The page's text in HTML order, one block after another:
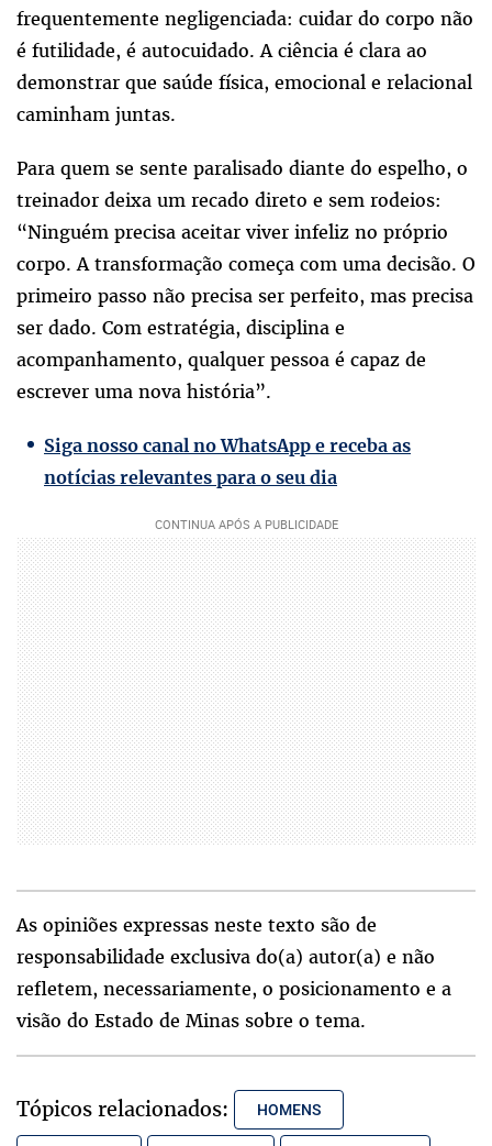
frequentemente negligenciada: cuidar do corpo não
é futilidade, é autocuidado. A ciência é clara ao
demonstrar que saúde física, emocional e relacional
caminham juntas.
Para quem se sente paralisado diante do espelho, o
treinador deixa um recado direto e sem rodeios:
“Ninguém precisa aceitar viver infeliz no próprio
corpo. A transformação começa com uma decisão. O
primeiro passo não precisa ser perfeito, mas precisa
ser dado. Com estratégia, disciplina e
acompanhamento, qualquer pessoa é capaz de
escrever uma nova história”.
Siga nosso canal no WhatsApp e receba as
notícias relevantes para o seu dia
As opiniões expressas neste texto são de
responsabilidade exclusiva do(a) autor(a) e não
refletem, necessariamente, o posicionamento e a
visão do Estado de Minas sobre o tema.
Tópicos relacionados: HOMENS